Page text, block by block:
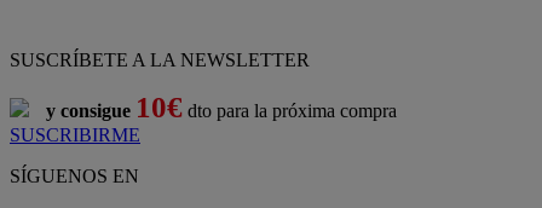
SUSCRÍBETE A LA NEWSLETTER
y consigue 10€ dto para la próxima compra
SUSCRIBIRME
SÍGUENOS EN